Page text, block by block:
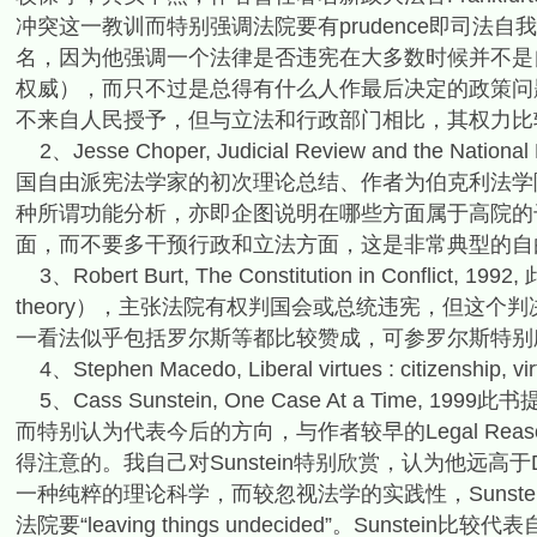
冲突这一教训而特别强调法院要有prudence即司法自
名，因为他强调一个法律是否违宪在大多数时候并不
权威），而只不过是总得有什么人作最后决定的政策
不来自人民授予，但与立法和行政部门相比，其权力
2、Jesse Choper, Judicial Review and the
国自由派宪法学家的初次理论总结、作者为伯克利法
种所谓功能分析，亦即企图说明在哪些方面属于高院
面，而不要多干预行政和立法方面，这是非常典型的
3、Robert Burt, The Constitution in Conflict, 1992,
theory），主张法院有权判国会或总统违宪，但这个
一看法似乎包括罗尔斯等都比较赞成，可参罗尔斯特
4、Stephen Macedo, Liberal virtues : citizenship,
5、Cass Sunstein, One Case At a Time, 1999此书
而特别认为代表今后的方向，与作者较早的Legal
得注意的。我自己对Sunstein特别欣赏，认为他远高
一种纯粹的理论科学，而较忽视法学的实践性，
法院要“leaving things undecided”。Sunstein比较代